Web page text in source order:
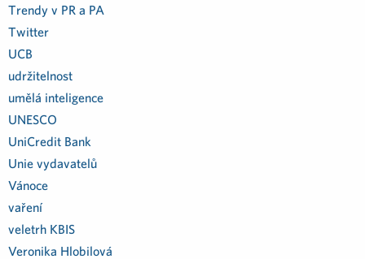
Trendy v PR a PA
Twitter
UCB
udržitelnost
umělá inteligence
UNESCO
UniCredit Bank
Unie vydavatelů
Vánoce
vaření
veletrh KBIS
Veronika Hlobilová